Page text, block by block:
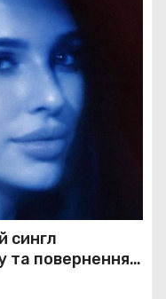
сингл
та повернення